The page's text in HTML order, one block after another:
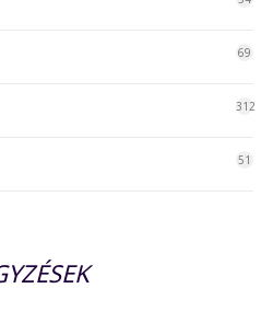
69
312
51